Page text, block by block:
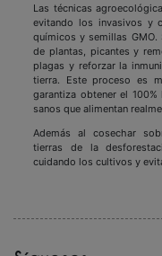
Las técnicas
evitando los invasivos y
químicos y semillas GMO.
de plantas, picantes y
plagas y reforzar la
tierra. Este proceso es
garantiza obtener el
sanos que alimentan
Además al cosechar
tierras de la
cuidando los cultivos y